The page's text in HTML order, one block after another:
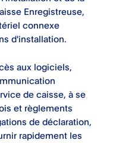
Enregistreuse,
connexe
d'installation.
aux logiciels,
de caisse, à se
et règlements
de déclaration,
rapidement les